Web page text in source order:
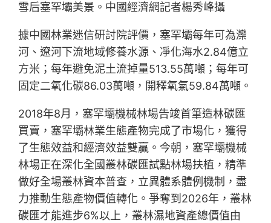
雪后塞罕壩美景。中國經濟網記者楊秀峰攝
據中國林業迷信研討院評價，塞罕壩每年可為灤
河、遼河下流地域修養水源、凈化海水2.84億立
方米；每年避免泥土流掉量513.55萬噸；每年可
固定二氧化碳86.03萬噸，開釋氧氣59.84萬噸。
2018年8月，塞罕壩機械林場告竣首筆造林碳匯
買賣，塞罕壩林業生態產物完成了市場化，獲得
了生態效益和經濟效益雙贏。今朝，塞罕壩機械
林場正在深化全國叢林碳匯試點林場扶植，精準
做好全場叢林資本普查，立異體系體例機制，盡
力推動生態產物價值轉化。爭奪到2026年，叢林
碳匯才能進步6%以上，叢林濕地資產總價值由